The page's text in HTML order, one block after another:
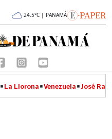
24.5°C | PANAMÁ
La Llorona Venezuela José